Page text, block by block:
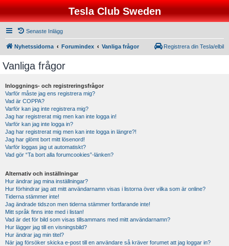
Tesla Club Sweden
Senaste Inlägg
Nyhetssidorna Forumindex Vanliga frågor Registrera din Tesla/elbil
Vanliga frågor
Inloggnings- och registreringsfrågor
Varför måste jag ens registrera mig?
Vad är COPPA?
Varför kan jag inte registrera mig?
Jag har registrerat mig men kan inte logga in!
Varför kan jag inte logga in?
Jag har registrerat mig men kan inte logga in längre?!
Jag har glömt bort mitt lösenord!
Varför loggas jag ut automatiskt?
Vad gör “Ta bort alla forumcookies”-länken?
Alternativ och inställningar
Hur ändrar jag mina inställningar?
Hur förhindrar jag att mitt användarnamn visas i listorna över vilka som är online?
Tiderna stämmer inte!
Jag ändrade tidszon men tiderna stämmer fortfarande inte!
Mitt språk finns inte med i listan!
Vad är det för bild som visas tillsammans med mitt användarnamn?
Hur lägger jag till en visningsbild?
Hur ändrar jag min titel?
När jag försöker skicka e-post till en användare så kräver forumet att jag loggar in?